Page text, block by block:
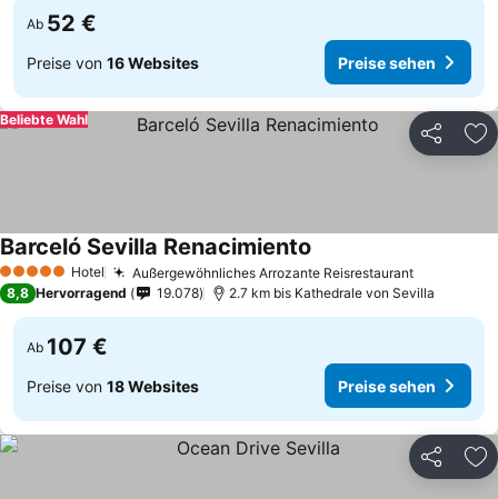
Ab 52 €
Preise von 16 Websites Preise sehen
Teilen
Beliebte Wahl
5 Sterne Hotel Außergewöhnliches Arrozante ReisrestaurantPreise
Barceló Sevilla Renacimiento
8,8 Hervorragend 19.078 2.7 km bis Kathedrale von Sevilla
Ab 107 €
Preise von 18 Websites Preise sehen
Teilen